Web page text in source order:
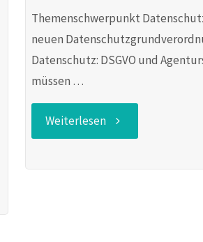
Themenschwerpunkt
neuen
Datenschutz: DSGVO und
müssen …
Weiterlesen"Datenschutz